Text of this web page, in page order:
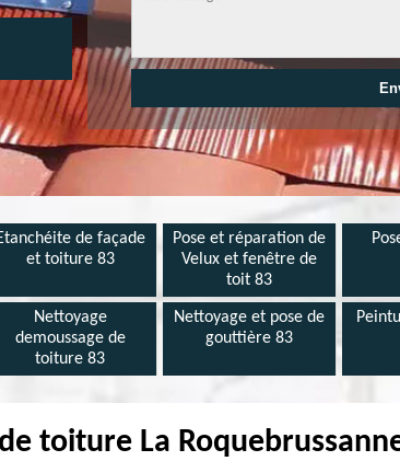
de façade
et toiture 83
Pose et réparation de
Velux et fenêtre de
toit 83
Nettoyage
demoussage de
toiture 83
Nettoyage et pose de
gouttière 83
toiture La